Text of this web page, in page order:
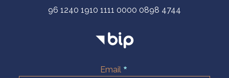
96 1240 1910 1111 0000 0898 4744
Email